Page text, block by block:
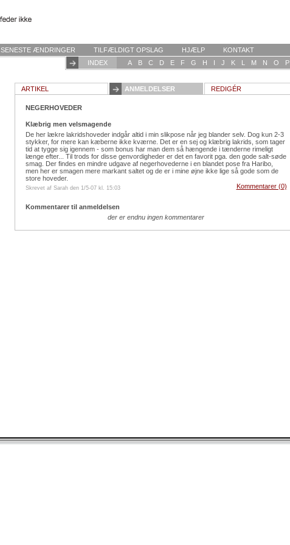
SENESTE ÆNDRINGER TILFÆLDIGT OPSLAG HJÆLP
KONTAKT
INDEX
A B C D E F G H I J K L M N O P
ARTIKEL ANMELDELSER REDIGÉR
NEGERHOVEDER
Klæbrig men velsmagende
De her lækre lakridshoveder indgår altid i min slikpose når jeg blander selv. Dog kun 2-3
stykker, for mere kan kæberne ikke kværne. Det er en sej og klæbrig lakrids, som tager
tid at tygge sig igennem - som bonus har man dem så hængende i tænderne rimeligt
længe efter... Til trods for disse genvordigheder er det en favorit pga. den gode salt-søde
smag. Der findes en mindre udgave af negerhovederne i en blandet pose fra Haribo,
men her er smagen mere markant saltet og de er i mine øjne ikke lige så gode som de
store hoveder.
Skrevet af Sarah den 1/5-07 kl. 15:03 Kommentarer (0)
Kommentarer til anmeldelsen
der er endnu ingen kommentarer